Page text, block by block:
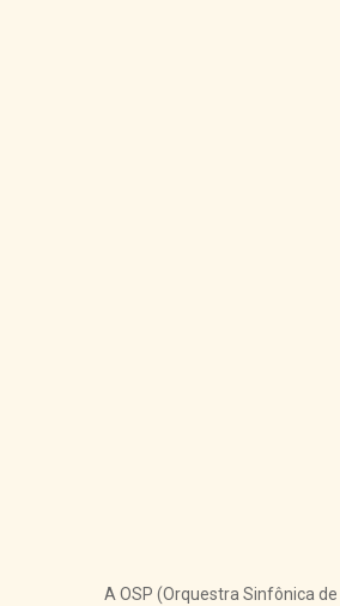
A OSP (Orquestra Sinfônica